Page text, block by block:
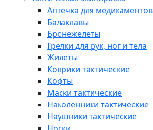
Аптечка для медикаментов
Балаклавы
Бронежелеты
Грелки для рук, ног и тела
Жилеты
Коврики тактические
Кофты
Маски тактические
Наколенники тактические
Наушники тактические